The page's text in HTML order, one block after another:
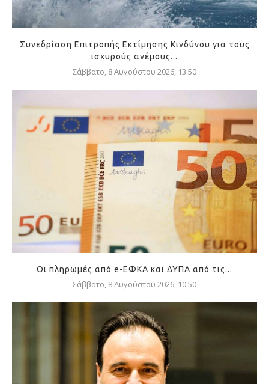
Συνεδρίαση Επιτροπής Εκτίμησης Κινδύνου για τους
ισχυρούς ανέμους...
Σάββατο, 8 Αυγούστου 2026, 13:50
Οι πληρωμές από e-ΕΦΚΑ και ΔΥΠΑ από τις...
Σάββατο, 8 Αυγούστου 2026, 10:50